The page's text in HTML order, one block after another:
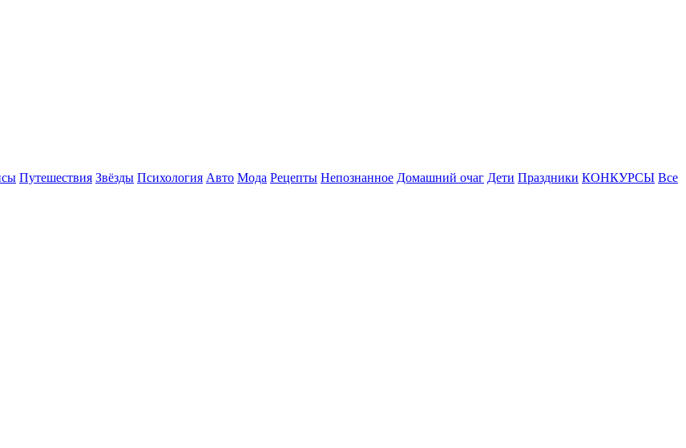
Путешествия Звёзды Психология Авто Мода Рецепты Непознанное Домашний очаг Дети Праздники КОНКУРСЫ Все